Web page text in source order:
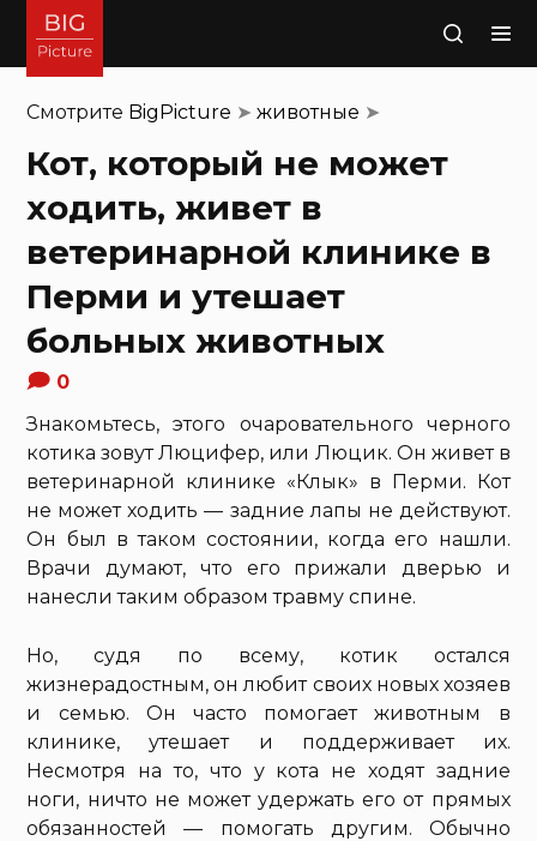
Поиск
Смотрите BigPicture ➤животные ➤
Кот, который не может
ходить, живет в
ветеринарной клинике в
Перми и утешает
больных животных
0
Знакомьтесь, этого очаровательного черного
котика зовут Люцифер, или Люцик. Он живет в
ветеринарной клинике «Клык» в Перми. Кот
не может ходить — задние лапы не действуют.
Он был в таком состоянии, когда его нашли.
Врачи думают, что его прижали дверью и
нанесли таким образом травму спине.
Но, судя по всему, котик остался
жизнерадостным, он любит своих новых хозяев
и семью. Он часто помогает животным в
клинике, утешает и поддерживает их.
Несмотря на то, что у кота не ходят задние
ноги, ничто не может удержать его от прямых
обязанностей — помогать другим. Обычно